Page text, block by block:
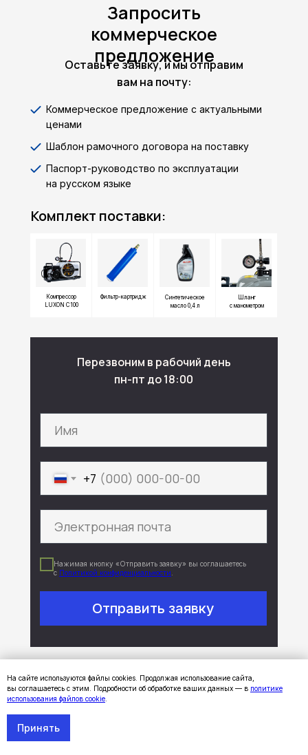
Комплект поставки:
Запросить
коммерческое
предложение
Оставьте заявку, и мы отправим
вам на почту:
перезвонит вам, ответит на вопросы,
сформирует коммерческое
Перезвоним в рабочий день
пн-пт до 18:00
Коммерческое предложение с актуальными
ценами
Паспорт-руководство по эксплуатации
на русском языке
Шаблон рамочного договора на поставку
+7
Нажимая кнопку «Отправить заявку» вы соглашаетесь
с Политикой конфиденциальности.
Отправить заявку
Компрессор
LUXON C100
Фильтр-картридж
Синтетическое
масло 0,4 л
Шланг
с манометром
На сайте используются файлы cookies. Продолжая использование сайта,
вы соглашаетесь с этим. Подробности об обработке ваших данных — в политике
использования файлов cookie
Принять